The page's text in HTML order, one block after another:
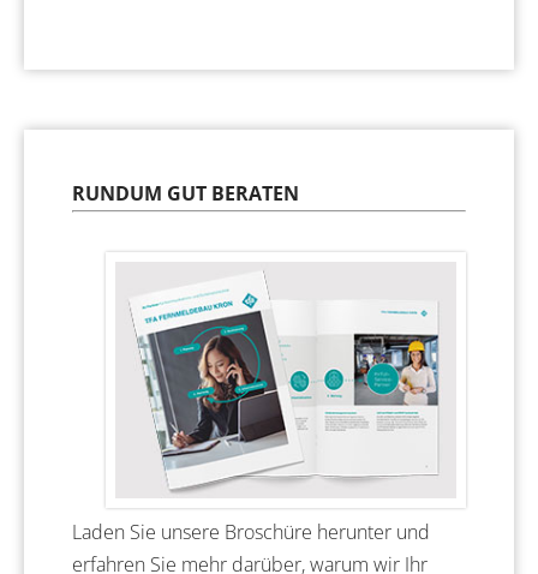
RUNDUM GUT BERATEN
Laden Sie unsere Broschüre herunter und
erfahren Sie mehr darüber, warum wir Ihr